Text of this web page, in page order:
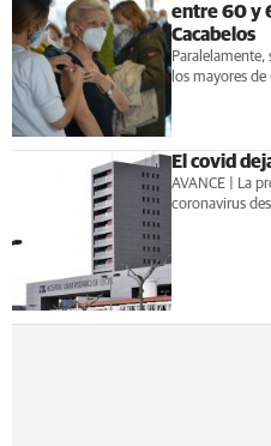
entre 60 y
Cacabelos
Paralelamente,
los mayores de
El covid
AVANCE | La
coronavirus